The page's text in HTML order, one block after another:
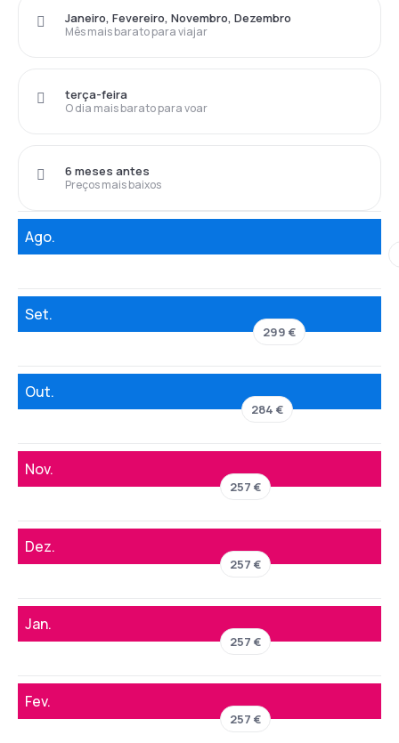
Mês mais barato para viajar
Janeiro, Fevereiro, Novembro, Dezembro
O dia mais barato para voar
terça-feira
Preços mais baixos
6 meses antes
Ago.
Set.
299 €
Out.
284 €
Nov.
257 €
Dez.
257 €
Jan.
257 €
Fev.
257 €